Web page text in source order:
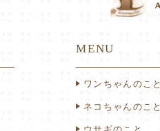
MENU
ワンちゃんのこと
ネコちゃんのこと